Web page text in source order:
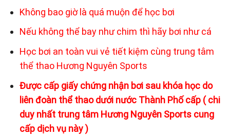
Không bao giờ là quá muộn để học bơi
Nếu không thể bay như chim thì hãy bơi như cá
Học bơi an toàn vui vẻ tiết kiệm cùng trung tâm
thể thao Hương Nguyên Sports
Được cấp giấy chứng nhận bơi sau khóa học do
liên đoàn thể thao dưới nước Thành Phố cấp ( chi
duy nhất trung tâm Hương Nguyên Sports cung
cấp dịch vụ này )